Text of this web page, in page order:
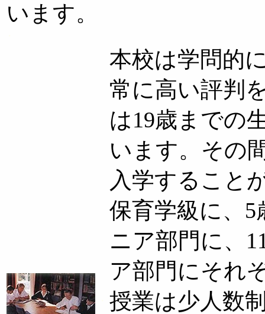
います。
本校は学問的
常に高い評判
は19歳までの
います。その
入学すること
保育学級に、
ニア部門に、
ア部門にそれ
授業は少人数